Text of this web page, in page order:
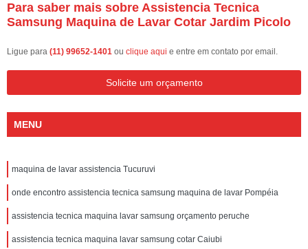
Para saber mais sobre Assistencia Tecnica
Samsung Maquina de Lavar Cotar Jardim Picolo
Ligue para (11) 99652-1401 ou clique aqui e entre em contato por email.
Solicite um orçamento
MENU
maquina de lavar assistencia Tucuruvi
onde encontro assistencia tecnica samsung maquina de lavar Pompéia
assistencia tecnica maquina lavar samsung orçamento peruche
assistencia tecnica maquina lavar samsung cotar Caiubi